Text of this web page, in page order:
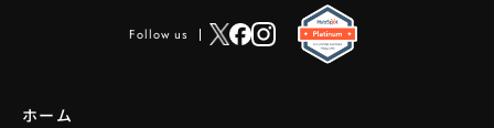
Follow us
ホーム